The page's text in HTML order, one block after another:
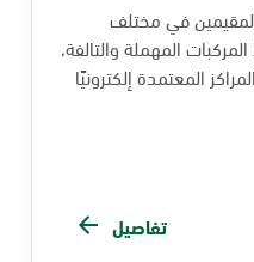
في مختلف
المهملة والتالفة،
المعتمدة إلكترونيًا
تفاصيل